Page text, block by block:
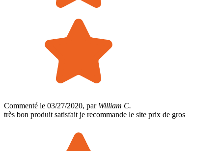
Commenté le 03/27/2020, par William C.
très bon produit satisfait je recommande le site prix de gros